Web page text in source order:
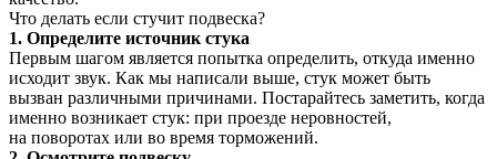
Что делать если стучит подвеска?
1. Определите источник стука
Первым шагом является попытка определить, откуда именно
исходит звук. Как мы написали выше, стук может быть
вызван различными причинами. Постарайтесь заметить, когда
именно возникает стук: при проезде неровностей,
на поворотах или во время торможений.